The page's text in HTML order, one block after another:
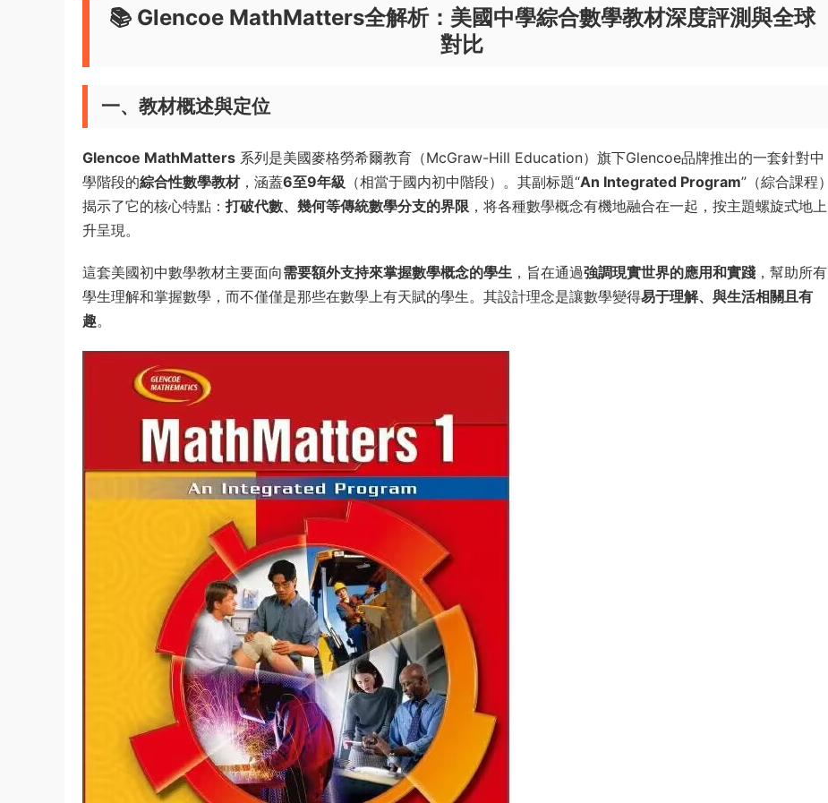
📚 Glencoe MathMatters全解析：美國中學綜合數學教材深度評測與全球
對比
一、教材概述與定位
Glencoe MathMatters 系列是美國麥格勞希爾教育（McGraw-Hill Education）旗下Glencoe品牌推出的一套針對中
學階段的綜合性數學教材，涵蓋6至9年級 （相當于國内初中階段）。其副标題“An Integrated Program”（綜合課程）
揭示了它的核心特點： 打破代數、幾何等傳統數學分支的界限 ，将各種數學概念有機地融合在一起，按主題螺旋式地上
升呈現。
這套美國初中數學教材主要面向需要額外支持來掌握數學概念的學生 ，旨在通過強調現實世界的應用和實踐 ，幫助所有
學生理解和掌握數學，而不僅僅是那些在數學上有天賦的學生。其設計理念是讓數學變得易于理解、與生活相關且有
趣。